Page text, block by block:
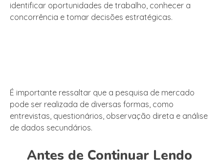
identificar oportunidades de trabalho, conhecer a
concorrência e tomar decisões estratégicas.
É importante ressaltar que a pesquisa de mercado
pode ser realizada de diversas formas, como
entrevistas, questionários, observação direta e análise
de dados secundários.
Antes de Continuar Lendo